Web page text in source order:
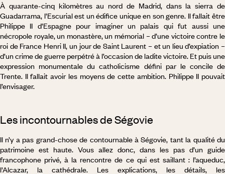
À quarante-cinq kilomètres au nord de Madrid, dans la sierra de
Guadarrama, l’Escurial est un édifice unique en son genre. Il fallait être
Philippe II d’Espagne pour imaginer un palais qui fut aussi une
nécropole royale, un monastère, un mémorial – d’une victoire contre le
roi de France Henri II, un jour de Saint Laurent – et un lieu d’expiation –
d’un crime de guerre perpétré à l’occasion de ladite victoire. Et puis une
expression monumentale du catholicisme défini par le concile de
Trente. Il fallait avoir les moyens de cette ambition. Philippe II pouvait
l’envisager.
Les incontournables de Ségovie
Il n’y a pas grand-chose de contournable à Ségovie, tant la qualité du
patrimoine est haute. Vous allez donc, dans les pas d’un guide
francophone privé, à la rencontre de ce qui est saillant : l’aqueduc,
l’Alcazar, la cathédrale. Les explications, les détails, les